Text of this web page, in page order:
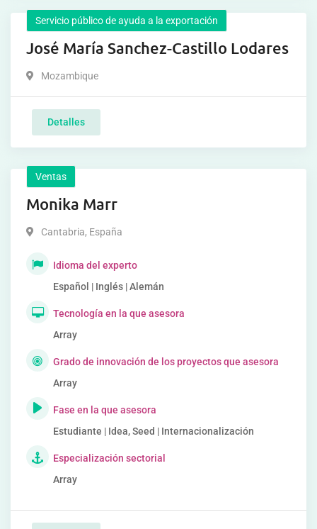
Servicio público de ayuda a la exportación
José María Sanchez-Castillo Lodares
Mozambique
Detalles
Ventas
Monika Marr
Cantabria, España
Idioma del experto
Español | Inglés | Alemán
Tecnología en la que asesora
Array
Grado de innovación de los proyectos que asesora
Array
Fase en la que asesora
Estudiante | Idea, Seed | Internacionalización
Especialización sectorial
Array